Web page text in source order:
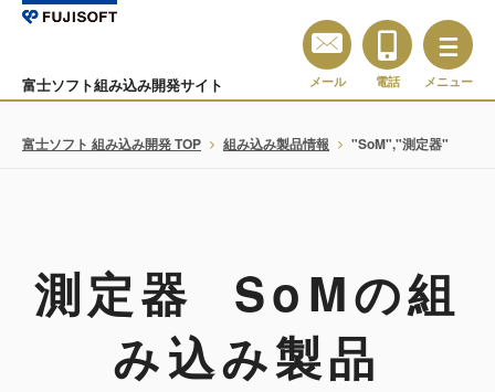
富士ソフト組み込み開発サイト メール 電話 メニュー
富士ソフト 組み込み開発 TOP 組み込み製品情報 "SoM","測定器"
測定器 SoMの組
み込み製品